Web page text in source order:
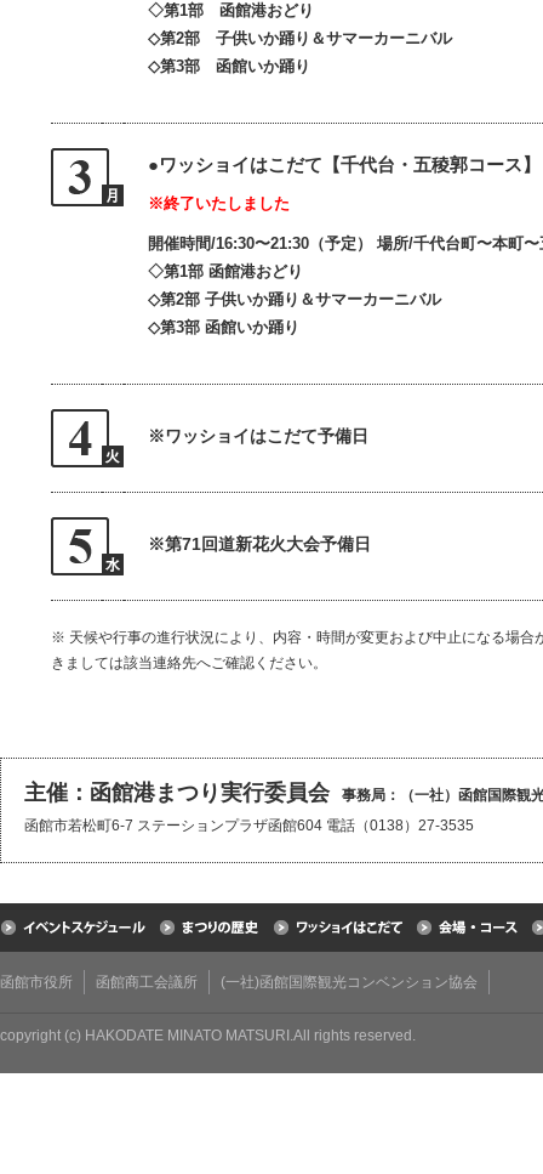
◇第1部 函館港おどり
◇第2部 子供いか踊り＆サマーカーニバル
◇第3部 函館いか踊り
●ワッショイはこだて【千代台・五稜郭コース】
※終了いたしました
開催時間/16:30〜21:30（予定） 場所/千代台町〜本町
◇第1部 函館港おどり
◇第2部 子供いか踊り＆サマーカーニバル
◇第3部 函館いか踊り
※ワッショイはこだて予備日
※第71回道新花火大会予備日
※ 天候や行事の進行状況により、内容・時間が変更および中止になる場合
きましては該当連絡先へご確認ください。
主催：函館港まつり実行委員会
事務局：（一社）函館国際観
函館市若松町6-7 ステーションプラザ函館604 電話（0138）27-3535
函館市役所 函館商工会議所 (一社)函館国際観光コンベンション協会
copyright (c) HAKODATE MINATO MATSURI.All rights reserved.